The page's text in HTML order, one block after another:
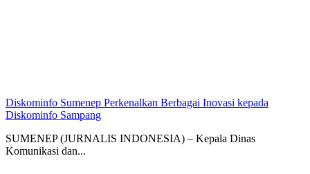
Diskominfo Sumenep Perkenalkan Berbagai Inovasi kepada
Diskominfo Sampang
SUMENEP (JURNALIS INDONESIA) – Kepala Dinas
Komunikasi dan...